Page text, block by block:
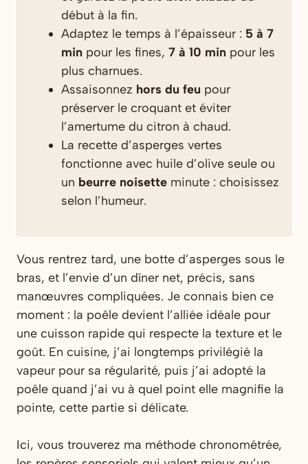
début à la fin.
Adaptez le temps à l’épaisseur : 5 à 7
min pour les fines, 7 à 10 min pour les
plus charnues.
Assaisonnez hors du feu pour
préserver le croquant et éviter
l’amertume du citron à chaud.
La recette d’asperges vertes
fonctionne avec huile d’olive seule ou
un beurre noisette minute : choisissez
selon l’humeur.
Vous rentrez tard, une botte d’asperges sous le
bras, et l’envie d’un dîner net, précis, sans
manœuvres compliquées. Je connais bien ce
moment : la poêle devient l’alliée idéale pour
une cuisson rapide qui respecte la texture et le
goût. En cuisine, j’ai longtemps privilégié la
vapeur pour sa régularité, puis j’ai adopté la
poêle quand j’ai vu à quel point elle magnifie la
pointe, cette partie si délicate.
Ici, vous trouverez ma méthode chronométrée,